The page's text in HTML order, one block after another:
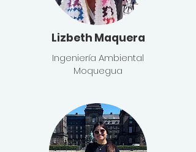
Lizbeth Maquera
Ingeniería Ambiental
Moquegua